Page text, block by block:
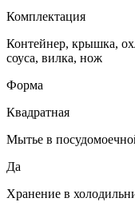
Комплектация
Контейнер, крышка,
соуса, вилка, нож
Форма
Квадратная
Мытье в
Да
Хранение в